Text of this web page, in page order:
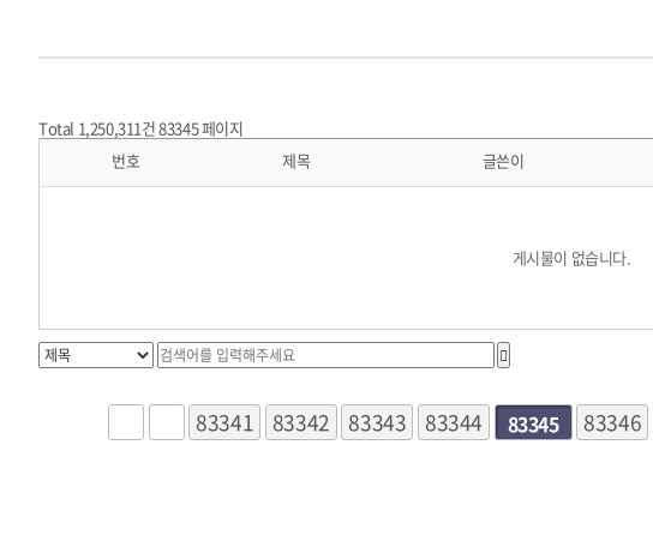
Total 1,250,311건83345 페이지
번호
제목 글쓴이
게시물이 없습니다.
83341 83342 83343 83344 83345 83346
다음맨끝